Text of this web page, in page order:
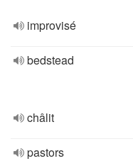
improvisé
bedstead
châlit
pastors